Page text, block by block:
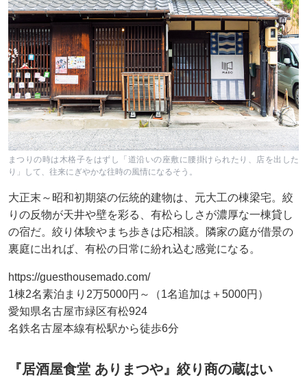
まつりの時は木格子をはずし「道沿いの座敷に腰掛けられたり、店を出した
り」して、往来にぎやかな往時の風情になるそう。
大正末～昭和初期築の伝統的建物は、元大工の棟梁宅。絞
りの反物が天井や壁を彩る、有松らしさが濃厚な一棟貸し
の宿だ。絞り体験やまち歩きは応相談。隣家の庭が借景の
裏庭に出れば、有松の日常に紛れ込む感覚になる。
https://guesthousemado.com/
1棟2名素泊まり2万5000円～（1名追加は＋5000円）
愛知県名古屋市緑区有松924
名鉄名古屋本線有松駅から徒歩6分
『居酒屋食堂 ありまつや』絞り商の蔵はい